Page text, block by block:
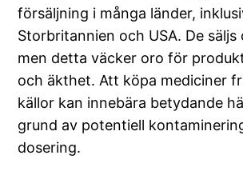
försäljning i många länder,
Storbritannien och USA. De säljs
men detta väcker oro för
och äkthet. Att köpa mediciner
källor kan innebära betydande
grund av potentiell
dosering.